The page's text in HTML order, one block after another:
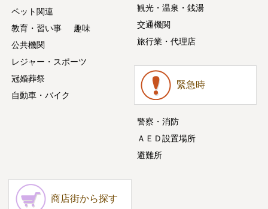
ペット関連
教育・習い事
趣味
公共機関
レジャー・スポーツ
冠婚葬祭
自動車・バイク
観光・温泉・銭湯
交通機関
旅行業・代理店
緊急時
警察・消防
ＡＥＤ設置場所
避難所
商店街から探す